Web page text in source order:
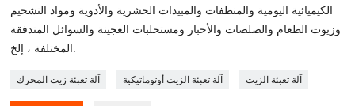
الكيميائية اليومية والمنظفات والمبيدات الحشرية والأدوية ومواد التشحيم
وزيوت الطعام والصلصات والأحبار ومستحلبات العجينة والسوائل المتدفقة
المختلفة ، إلخ.
آلة تعبئة زيت المحرك آلة تعبئة الزيت أوتوماتيكية آلة تعبئة الزيت